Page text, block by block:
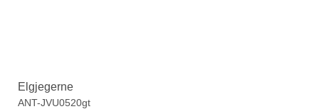
Elgjegerne
ANT-JVU0520gt